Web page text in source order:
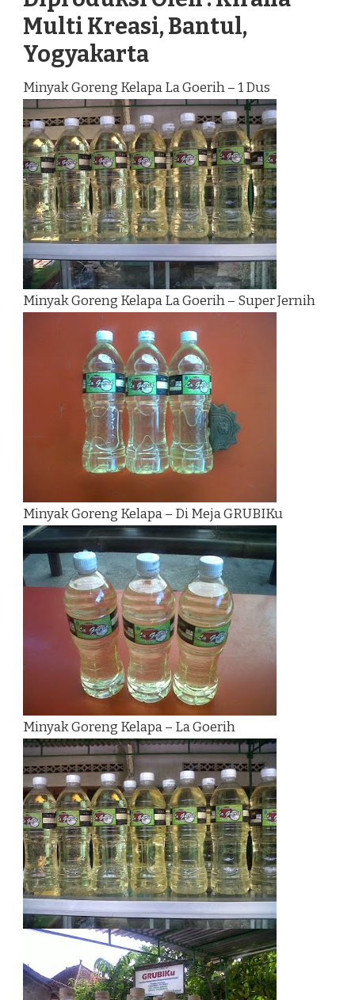
Multi Kreasi, Bantul,
Yogyakarta
Minyak Goreng Kelapa La Goerih – 1 Dus
Minyak Goreng Kelapa La Goerih – Super Jernih
Minyak Goreng Kelapa – Di Meja GRUBIKu
Minyak Goreng Kelapa – La Goerih